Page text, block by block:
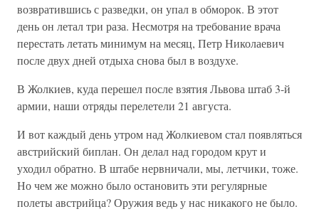
возвратившись с разведки, он упал в обморок. В этот
день он летал три раза. Несмотря на требование врача
перестать летать минимум на месяц, Петр Николаевич
после двух дней отдыха снова был в воздухе.
В Жолкиев, куда перешел после взятия Львова штаб 3-й
армии, наши отряды перелетели 21 августа.
И вот каждый день утром над Жолкиевом стал появляться
австрийский биплан. Он делал над городом крут и
уходил обратно. В штабе нервничали, мы, летчики, тоже.
Но чем же можно было остановить эти регулярные
полеты австрийца? Оружия ведь у нас никакого не было.